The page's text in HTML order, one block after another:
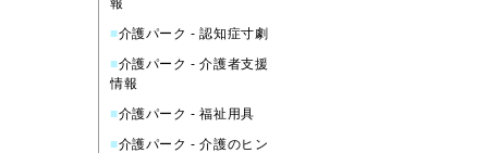
報
■介護パーク - 認知症寸劇
■介護パーク - 介護者支援
情報
■介護パーク - 福祉用具
■介護パーク - 介護のヒン